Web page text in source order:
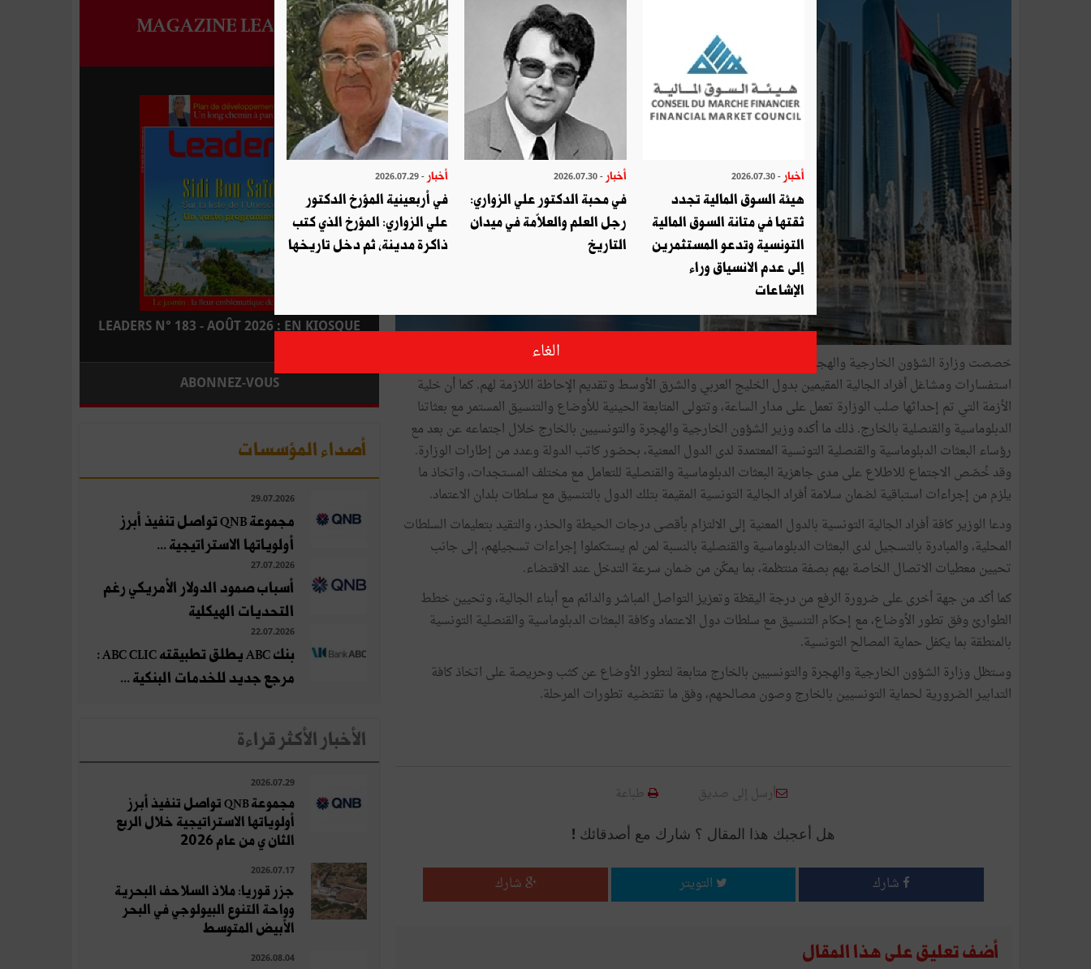
استفسارات ومشاغل أفراد الجالية المقيمين بدول الخليج العربي والشرق الأوسط وتقديم الإحاطة اللازمة لهم. كما أن خلية
الأزمة التي تم إحداثها صلب الوزارة تعمل على مدار الساعة، وتتولى المتابعة الحينية للأوضاع والتنسيق المستمر مع بعثاتنا
الدبلوماسية والقنصلية بالخارج. ذلك ما أكده وزير الشؤون الخارجية والهجرة والتونسيين بالخارج خلال اجتماعه عن بعد مع
رؤساء البعثات الدبلوماسية والقنصلية التونسية المعتمدة لدى الدول المعنية، بحضور كاتب الدولة وعدد من إطارات الوزارة.
وقد خُصّص الاجتماع للاطلاع على مدى جاهزية البعثات الدبلوماسية والقنصلية للتعامل مع مختلف المستجدات، واتخاذ ما
يلزم من إجراءات استباقية لضمان سلامة أفراد الجالية التونسية المقيمة بتلك الدول بالتنسيق مع سلطات بلدان الاعتماد.
ودعا الوزير كافة أفراد الجالية التونسية بالدول المعنية إلى الالتزام بأقصى درجات الحيطة والحذر، والتقيد بتعليمات السلطات
المحلية، والمبادرة بالتسجيل لدى البعثات الدبلوماسية والقنصلية بالنسبة لمن لم يستكملوا إجراءات تسجيلهم، إلى جانب
تحيين معطيات الاتصال الخاصة بهم بصفة منتظمة، بما يمكّن من ضمان سرعة التدخل عند الاقتضاء.
كما أكد من جهة أخرى على ضرورة الرفع من درجة اليقظة وتعزيز التواصل المباشر والدائم مع أبناء الجالية، وتحيين خطط
الطوارئ وفق تطور الأوضاع، مع إحكام التنسيق مع سلطات دول الاعتماد وكافة البعثات الدبلوماسية والقنصلية التونسية
بالمنطقة بما يكفل حماية المصالح التونسية.
وستظل وزارة الشؤون الخارجية والهجرة والتونسيين بالخارج متابعة لتطور الأوضاع عن كثب وحريصة على اتخاذ كافة
التدابير الضرورية لحماية التونسيين بالخارج وصون مصالحهم، وفق ما تقتضيه تطورات المرحلة.
أرسل إلى صديق طباعة
هل أعجبك هذا المقال ؟ شارك مع أصدقائك !
شارك التويتر شارك
أضف تعليق على هذا المقال
MAGAZINE LEADERS
LEADERS N° 183 - AOÛT 2026 : EN KIOSQUE
ABONNEZ-VOUS
أصداء المؤسسات
29.07.2026
مجموعة QNB تواصل تنفيذ أبرز
أولوياتها الاستراتيجية ...
27.07.2026
أسباب صمود الدولار الأمريكي رغم
التحديات الهيكلية
22.07.2026
بنك ABC يطلق تطبيقته ABC CLIC :
مرجع جديد للخدمات البنكية ...
الأخبار الأكثر قراءة
2026.07.29
مجموعة QNB تواصل تنفيذ أبرز
أولوياتها الاستراتيجية خلال الربع
الثان ي من عام 2026
2026.07.17
جزر قوريا: ملاذ السلاحف البحرية
وواحة التنوع البيولوجي في البحر
الأبيض المتوسط
2026.08.04
أخبار - 2026.07.30
هيئة السوق المالية تجدد
ثقتها في متانة السوق المالية
التونسية وتدعو المستثمرين
إلى عدم الانسياق وراء
الإشاعات
أخبار - 2026.07.30
في محبة الدكتور علي الزواري:
رجل العلم والعلاّمة في ميدان
التاريخ
أخبار - 2026.07.29
في أربعينية المؤرخ الدكتور
علي الزواري: المؤرخ الذي كتب
ذاكرة مدينة، ثم دخل تاريخها
الغاء